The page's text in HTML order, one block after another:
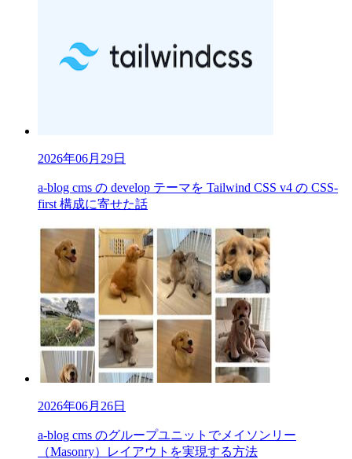
2026年06月29日
a-blog cms の develop テーマを Tailwind CSS v4 の CSS-
first 構成に寄せた話
2026年06月26日
a-blog cms のグループユニットでメイソンリー
（Masonry）レイアウトを実現する方法